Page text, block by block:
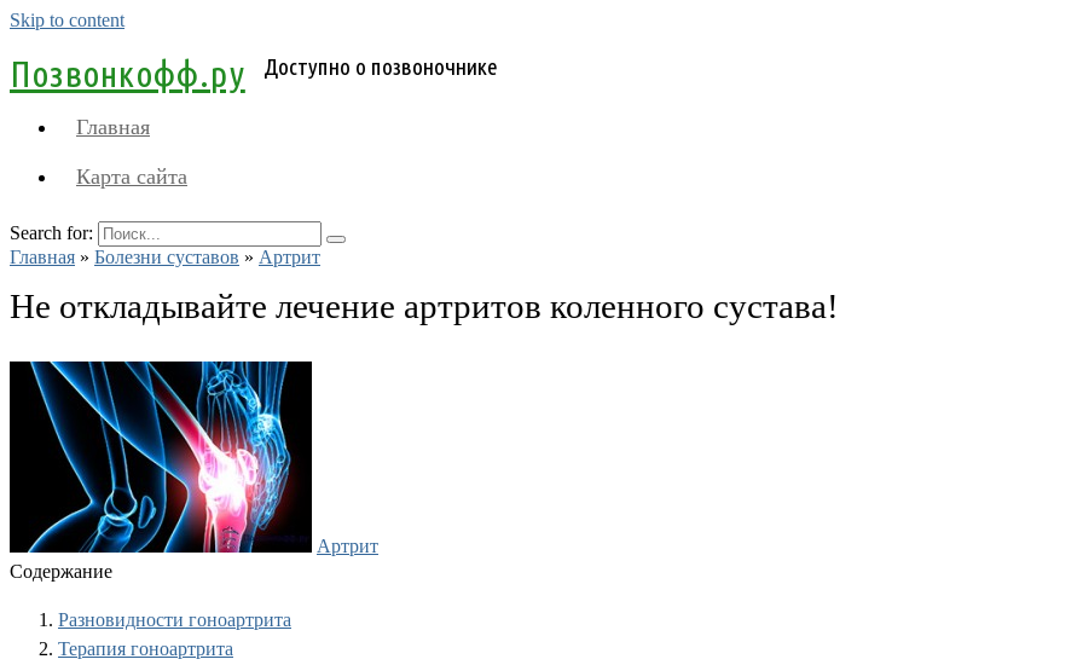
Skip to content
Позвонкофф.ру Доступно о позвоночнике
Главная
Карта сайта
Search for:
Главная » Болезни суставов » Артрит
Не откладывайте лечение артритов коленного сустава!
Артрит
Содержание
Разновидности гоноартрита
Терапия гоноартрита